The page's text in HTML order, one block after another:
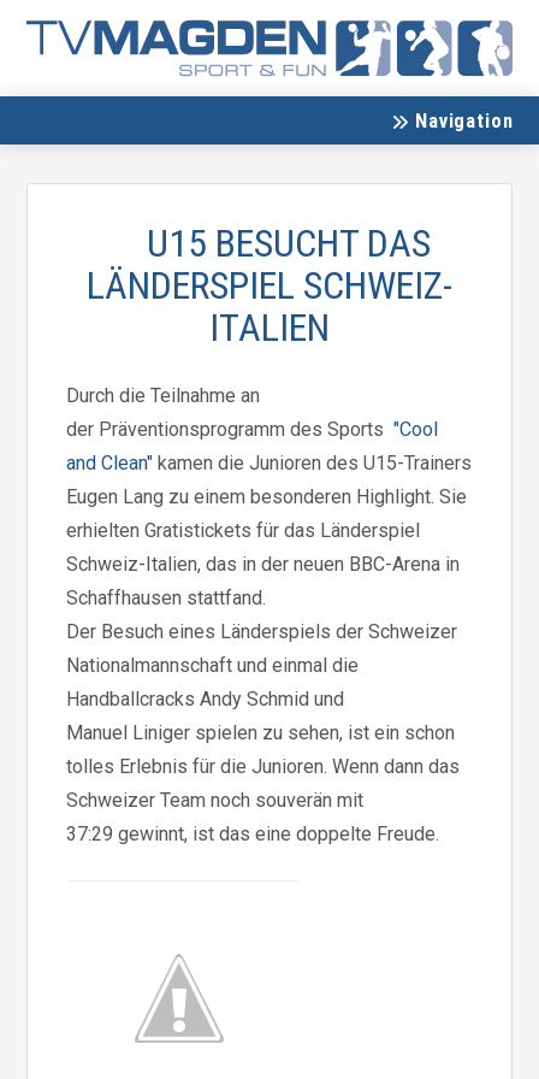
Navigation
U15 BESUCHT DAS
LÄNDERSPIEL SCHWEIZ-
ITALIEN
Durch die Teilnahme an
der Präventionsprogramm des Sports"Cool
and Clean" kamen die Junioren des U15-Trainers
Eugen Lang zu einem besonderen Highlight. Sie
erhielten Gratistickets für das Länderspiel
Schweiz-Italien, das in der neuen BBC-Arena in
Schaffhausen stattfand.
Der Besuch eines Länderspiels der Schweizer
Nationalmannschaft und einmal die
Handballcracks Andy Schmid und
Manuel Liniger spielen zu sehen, ist ein schon
tolles Erlebnis für die Junioren. Wenn dann das
Schweizer Team noch souverän mit
37:29 gewinnt, ist das eine doppelte Freude.